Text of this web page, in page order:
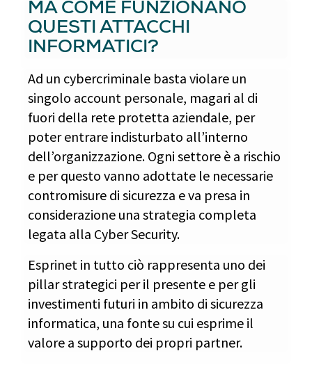
MA COME FUNZIONANO
QUESTI ATTACCHI
INFORMATICI?
Ad un cybercriminale basta violare un
singolo account personale, magari al di
fuori della rete protetta aziendale, per
poter entrare indisturbato all’interno
dell’organizzazione. Ogni settore è a rischio
e per questo vanno adottate le necessarie
contromisure di sicurezza e va presa in
considerazione una strategia completa
legata alla Cyber Security.
Esprinet in tutto ciò rappresenta uno dei
pillar strategici per il presente e per gli
investimenti futuri in ambito di sicurezza
informatica, una fonte su cui esprime il
valore a supporto dei propri partner.